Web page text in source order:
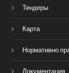
Тендеры
Карта
Нормативно